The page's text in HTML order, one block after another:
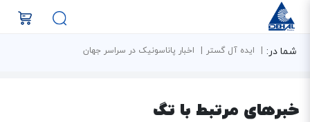
شما در: ایده آل گستر اخبار پاناسونیک در سراسر جهان
خبرهای مرتبط با تگ